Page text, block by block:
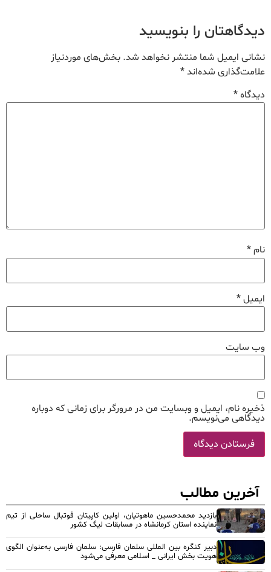
دیدگاهتان را بنویسید
نشانی ایمیل شما منتشر نخواهد شد. بخش‌های موردنیاز
علامت‌گذاری شده‌اند*
دیدگاه*
نام*
ایمیل*
وب‌ سایت
ذخیره نام، ایمیل و وبسایت من در مرورگر برای زمانی که دوباره
دیدگاهی می‌نویسم.
آخرین مطالب
بازدید محمدحسین ماهوتیان، اولین کاپیتان فوتبال ساحلی از تیم
نماینده استان کرمانشاه در مسابقات لیگ کشور
دبیر کنگره بین المللی سلمان فارسی: سلمان فارسی به‌عنوان الگوی
هویت بخش ایرانی _ اسلامی معرفی می‌شود